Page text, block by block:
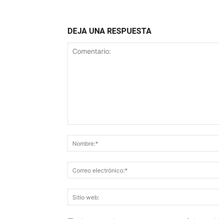
DEJA UNA RESPUESTA